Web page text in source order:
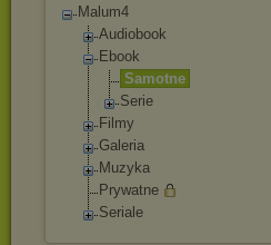
Malum4
Audiobook
Ebook
Samotne
Serie
Filmy
Galeria
Muzyka
Prywatne
Seriale